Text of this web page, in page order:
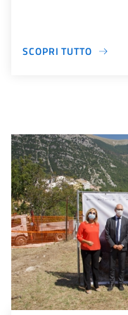
SCOPRI TUTTO